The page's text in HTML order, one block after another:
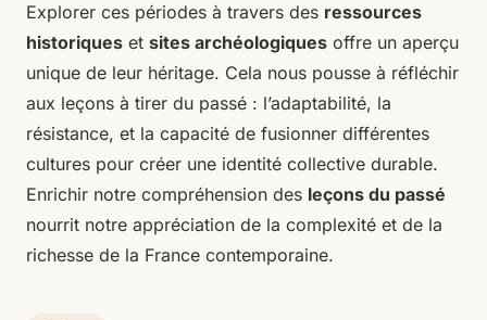
Explorer ces périodes à travers des ressources
historiques et sites archéologiques offre un aperçu
unique de leur héritage. Cela nous pousse à réfléchir
aux leçons à tirer du passé : l’adaptabilité, la
résistance, et la capacité de fusionner différentes
cultures pour créer une identité collective durable.
Enrichir notre compréhension des leçons du passé
nourrit notre appréciation de la complexité et de la
richesse de la France contemporaine.